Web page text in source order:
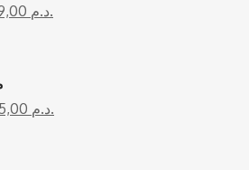
د.م.
د.م.